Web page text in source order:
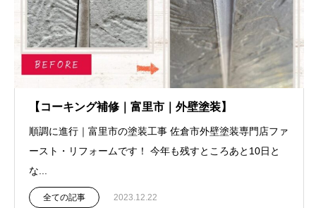
【コーキング補修｜富里市｜外壁塗装】
順調に進行｜富里市の塗装工事 佐倉市外壁塗装専門店ファ
ースト・リフォームです！ 今年も残すところあと10日と
な...
全ての記事 2023.12.22